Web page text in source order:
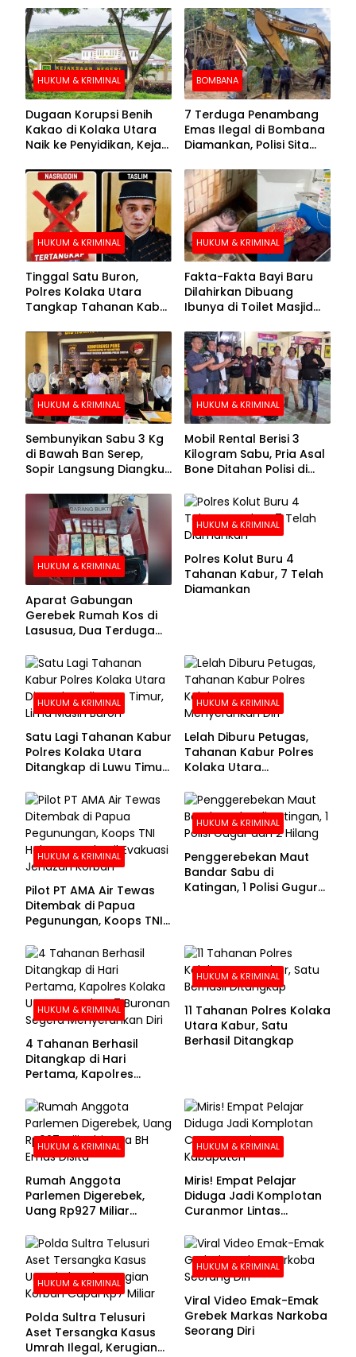
HUKUM & KRIMINAL
Dugaan Korupsi Benih
Kakao di Kolaka Utara
Naik ke Penyidikan, Kejari
BOMBANA
7 Terduga Penambang
Emas Ilegal di Bombana
Diamankan, Polisi Sita
Crusher
HUKUM & KRIMINAL
Tinggal Satu Buron,
Polres Kolaka Utara
Tangkap Tahanan Kabur
Pengejaran
HUKUM & KRIMINAL
Fakta-Fakta Bayi Baru
Dilahirkan Dibuang
Ibunya di Toilet Masjid
HUKUM & KRIMINAL
Sembunyikan Sabu 3 Kg
di Bawah Ban Serep,
Sopir Langsung Diangkut
HUKUM & KRIMINAL
Mobil Rental Berisi 3
Kilogram Sabu, Pria Asal
Bone Ditahan Polisi di
HUKUM & KRIMINAL
Aparat Gabungan
Gerebek Rumah Kos di
Lasusua, Dua Terduga
HUKUM & KRIMINAL
Polres Kolut Buru 4
Tahanan Kabur, 7 Telah
Diamankan
HUKUM & KRIMINAL
Satu Lagi Tahanan Kabur
Polres Kolaka Utara
Ditangkap di Luwu Timur,
HUKUM & KRIMINAL
Lelah Diburu Petugas,
Tahanan Kabur Polres
Kolaka Utara
HUKUM & KRIMINAL
Pilot PT AMA Air Tewas
Ditembak di Papua
Pegunungan, Koops TNI
Evakuasi Jenazah
Korban
HUKUM & KRIMINAL
Penggerebekan Maut
Bandar Sabu di
Katingan, 1 Polisi Gugur
HUKUM & KRIMINAL
4 Tahanan Berhasil
Ditangkap di Hari
Pertama, Kapolres
Buronan Segera
Menyerahkan Diri
HUKUM & KRIMINAL
11 Tahanan Polres Kolaka
Utara Kabur, Satu
Berhasil Ditangkap
HUKUM & KRIMINAL
Rumah Anggota
Parlemen Digerebek,
Uang Rp927 Miliar
HUKUM & KRIMINAL
Miris! Empat Pelajar
Diduga Jadi Komplotan
Curanmor Lintas
HUKUM & KRIMINAL
Polda Sultra Telusuri
Aset Tersangka Kasus
Umrah Ilegal, Kerugian
HUKUM & KRIMINAL
Viral Video Emak-Emak
Grebek Markas Narkoba
Seorang Diri